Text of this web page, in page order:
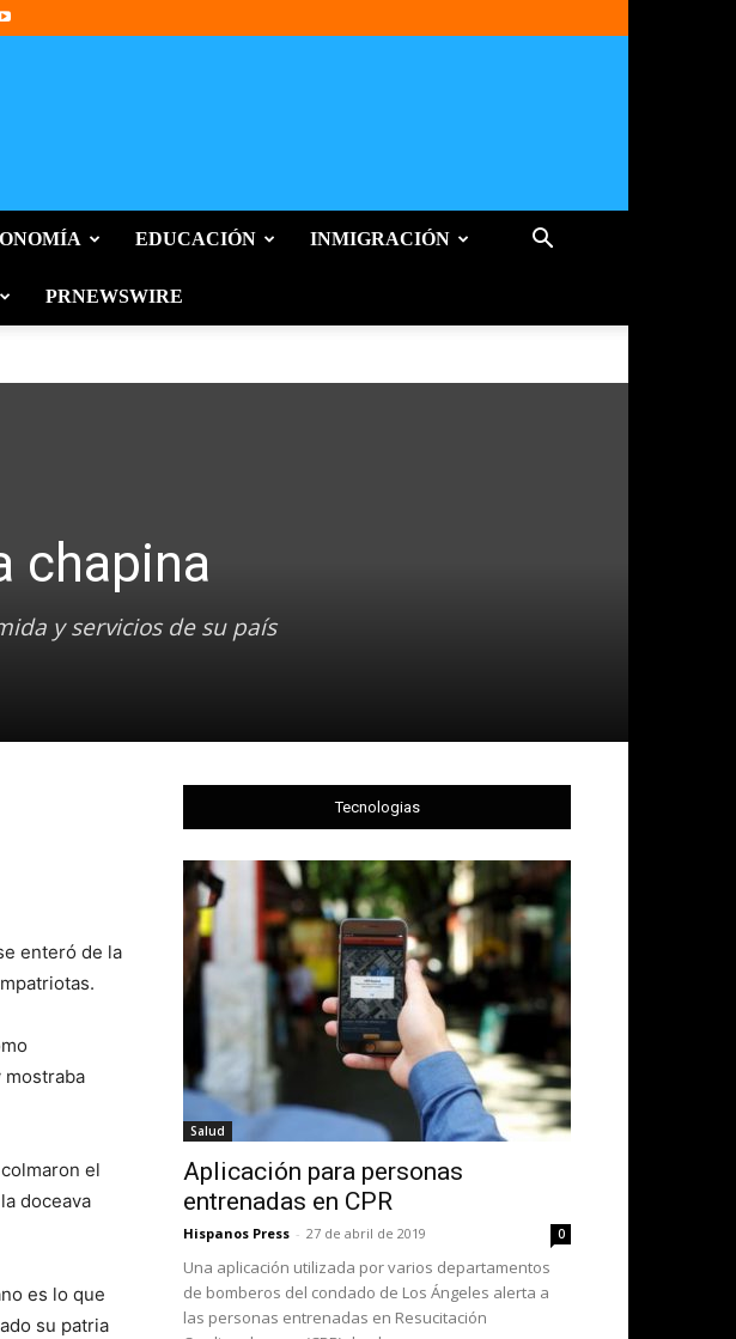
EDUCACIÓN INMIGRACIÓN
PRNEWSWIRE
chapina
y servicios de su país
enteró de la
mostraba
el
doceava
es lo que
su patria
Tecnologias
Salud
Aplicación para personas
entrenadas en CPR
Hispanos Press - 27 de abril de 2019 0
Una aplicación utilizada por varios departamentos
de bomberos del condado de Los Ángeles alerta a
las personas entrenadas en Resucitación